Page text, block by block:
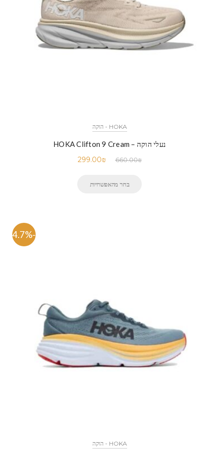
HOKA - הוקה
נעלי הוקה – HOKA Clifton 9 Cream
660.00₪
299.00₪
בחר מהאפשרויות
-54.7%
HOKA - הוקה